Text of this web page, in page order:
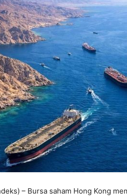
– Bursa saham Hong Kong